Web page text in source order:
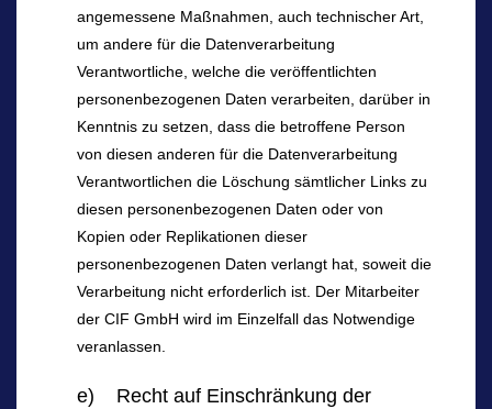
angemessene Maßnahmen, auch technischer Art,
um andere für die Datenverarbeitung
Verantwortliche, welche die veröffentlichten
personenbezogenen Daten verarbeiten, darüber in
Kenntnis zu setzen, dass die betroffene Person
von diesen anderen für die Datenverarbeitung
Verantwortlichen die Löschung sämtlicher Links zu
diesen personenbezogenen Daten oder von
Kopien oder Replikationen dieser
personenbezogenen Daten verlangt hat, soweit die
Verarbeitung nicht erforderlich ist. Der Mitarbeiter
der CIF GmbH wird im Einzelfall das Notwendige
veranlassen.
e) Recht auf Einschränkung der